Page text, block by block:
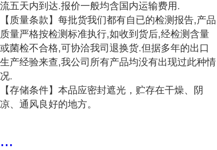
流五天内到达.报价一般均含国内运输费用.
【质量条款】每批货我们都有自已的检测报告,产品
质量严格按检测标准执行,如收到货后,经检测含量
或菌检不合格,可协洽我司退换货.但据多年的出口
生产经验来查,我公司所有产品均没有出现过此种情
况.
【存储条件】本品应密封遮光，贮存在干燥、阴
凉、通风良好的地方。
...